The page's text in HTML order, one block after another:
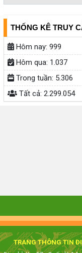
THỐNG KÊ TRUY
Hôm nay: 999
Hôm qua: 1.037
Trong tuần: 5.306
Tất cả: 2.299.054
TRANG THÔNG TIN